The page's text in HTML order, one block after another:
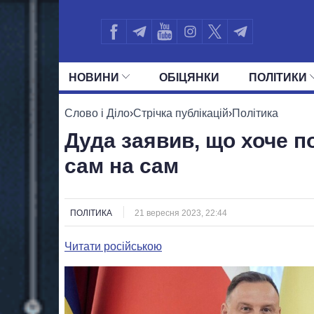
НОВИНИ ОБIЦЯНКИ ПОЛIТИКИ
УСІ ПОЛІТИКИ ПРЕЗИДЕНТ І ОФІС
Слово і Діло›Стрічка публікацій›Політика
Дуда заявив, що хоче
сам на сам
ПОЛІТИКА 21 вересня 2023, 22:44
Читати російською